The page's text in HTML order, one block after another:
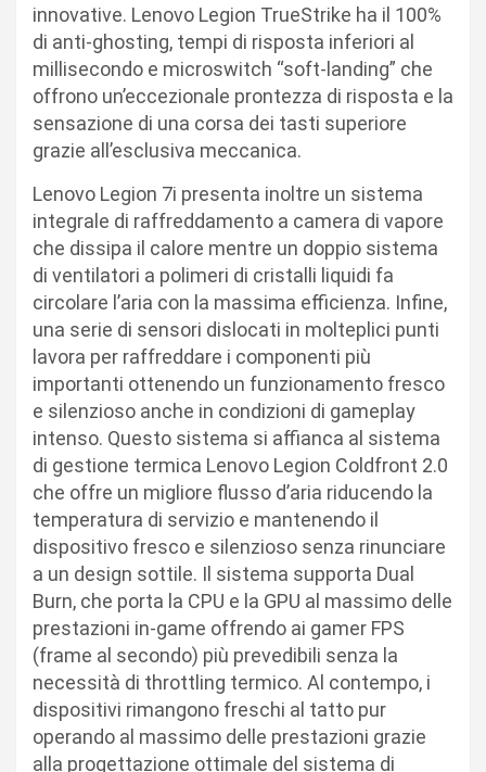
innovative. Lenovo Legion TrueStrike ha il 100%
di anti-ghosting, tempi di risposta inferiori al
millisecondo e microswitch “soft-landing” che
offrono un’eccezionale prontezza di risposta e la
sensazione di una corsa dei tasti superiore
grazie all’esclusiva meccanica.
Lenovo Legion 7i presenta inoltre un sistema
integrale di raffreddamento a camera di vapore
che dissipa il calore mentre un doppio sistema
di ventilatori a polimeri di cristalli liquidi fa
circolare l’aria con la massima efficienza. Infine,
una serie di sensori dislocati in molteplici punti
lavora per raffreddare i componenti più
importanti ottenendo un funzionamento fresco
e silenzioso anche in condizioni di gameplay
intenso. Questo sistema si affianca al sistema
di gestione termica Lenovo Legion Coldfront 2.0
che offre un migliore flusso d’aria riducendo la
temperatura di servizio e mantenendo il
dispositivo fresco e silenzioso senza rinunciare
a un design sottile. Il sistema supporta Dual
Burn, che porta la CPU e la GPU al massimo delle
prestazioni in-game offrendo ai gamer FPS
(frame al secondo) più prevedibili senza la
necessità di throttling termico. Al contempo, i
dispositivi rimangono freschi al tatto pur
operando al massimo delle prestazioni grazie
alla progettazione ottimale del sistema di